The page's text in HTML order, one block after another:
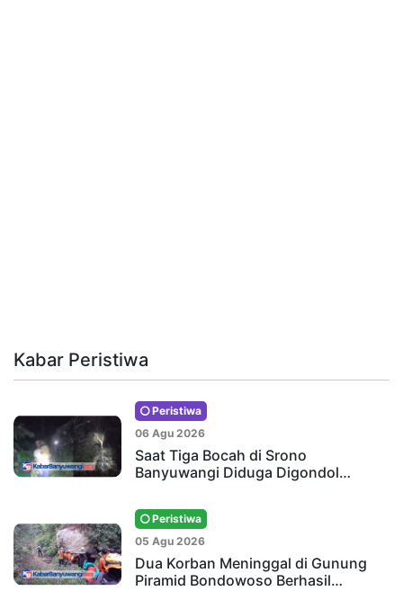
Kabar Peristiwa
Peristiwa
06 Agu 2026
Saat Tiga Bocah di Srono
Banyuwangi Diduga Digondol…
Peristiwa
05 Agu 2026
Dua Korban Meninggal di Gunung
Piramid Bondowoso Berhasil…